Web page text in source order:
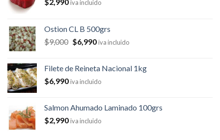
iva incluido
Ostion CL B 500grs
$9,000 $6,990 iva incluido
Filete de Reineta Nacional 1kg
$6,990iva incluido
Salmon Ahumado Laminado 100grs
$2,990iva incluido